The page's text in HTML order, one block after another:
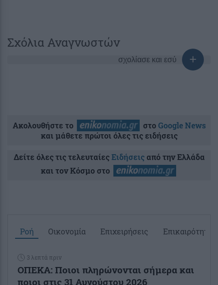
Σχόλια Αναγνωστών
σχολίασε και εσύ
Ακολουθήστε το στοGoogle News
και μάθετε πρώτοι όλες τις ειδήσεις
Δείτε όλες τις τελευταίεςΕιδήσειςαπό την Ελλάδα
και τον Κόσμο στο
Ροή Οικονομία Επιχειρήσεις Επικαιρότητα
3 λεπτά πριν
ΟΠΕΚΑ: Ποιοι πληρώνονται σήμερα και
ποιοι στις 31 Αυγούστου 2026